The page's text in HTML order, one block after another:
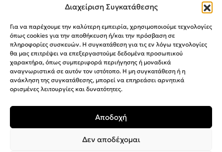
Διαχείριση Συγκατάθεσης
Για να παρέχουμε την καλύτερη εμπειρία, χρησιμοποιούμε τεχνολογίες
όπως cookies για την αποθήκευση ή/και την πρόσβαση σε
πληροφορίες συσκευών. Η συγκατάθεση για τις εν λόγω τεχνολογίες
θα μας επιτρέψει να επεξεργαστούμε δεδομένα προσωπικού
χαρακτήρα, όπως συμπεριφορά περιήγησης ή μοναδικά
αναγνωριστικά σε αυτόν τον ιστότοπο. Η μη συγκατάθεση ή η
ανάκληση της συγκατάθεσης, μπορεί να επηρεάσει αρνητικά
ορισμένες λειτουργίες και δυνατότητες.
Αποδοχή
Δεν αποδέχομαι
MEGA Parras
Interactive Net Solutions